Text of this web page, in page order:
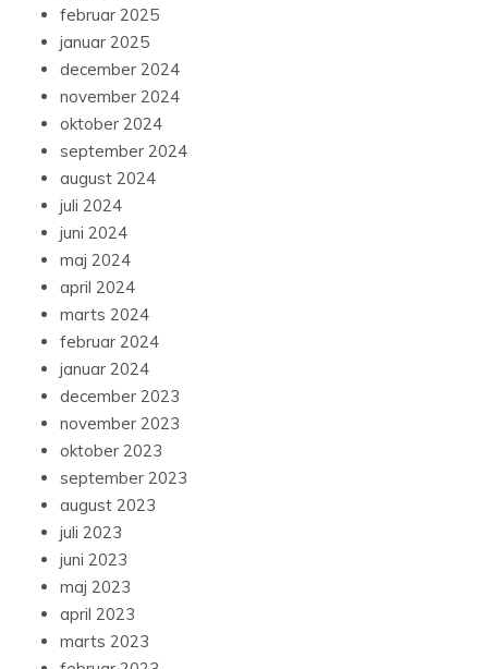
februar 2025
januar 2025
december 2024
november 2024
oktober 2024
september 2024
august 2024
juli 2024
juni 2024
maj 2024
april 2024
marts 2024
februar 2024
januar 2024
december 2023
november 2023
oktober 2023
september 2023
august 2023
juli 2023
juni 2023
maj 2023
april 2023
marts 2023